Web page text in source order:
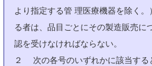
より指定する管 理医療機器を除く
る者は、品目ごとにその製造販売に
認を受けなければならない。
２ 次の各号のいずれかに該当する